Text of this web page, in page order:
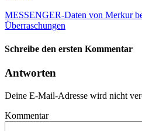
MESSENGER-Daten von Merkur
Überraschungen
Schreibe den ersten Kommentar
Antworten
Deine E-Mail-Adresse wird nicht
Kommentar